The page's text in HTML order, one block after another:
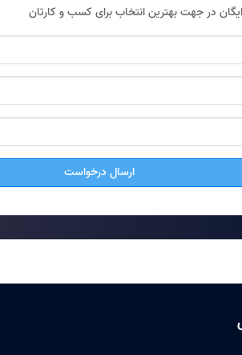
در جهت بهترین انتخاب برای کسب و کارتان
ارسال درخواست